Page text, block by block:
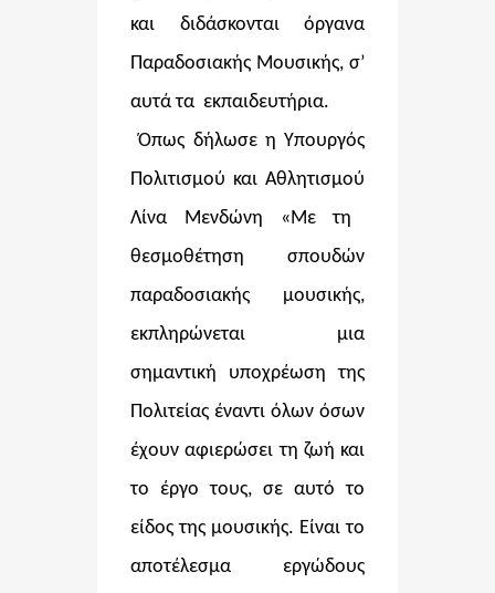
και διδάσκονται όργανα
Παραδοσιακής Μουσικής, σ’
αυτά τα εκπαιδευτήρια.
Όπως δήλωσε η Υπουργός
Πολιτισμού και Αθλητισμού
Λίνα Μενδώνη «Με τη
θεσμοθέτηση σπουδών
παραδοσιακής μουσικής,
εκπληρώνεται μια
σημαντική υποχρέωση της
Πολιτείας έναντι όλων όσων
έχουν αφιερώσει τη ζωή και
το έργο τους, σε αυτό το
είδος της μουσικής. Είναι το
αποτέλεσμα εργώδους